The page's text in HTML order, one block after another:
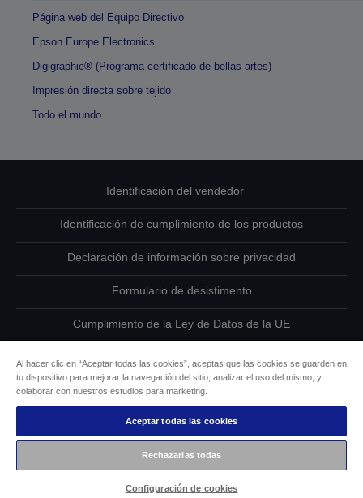
Página web del Equipo Directivo
Epson Europe Electronics
Digigraphie® (Programa certificado de bellas artes)
Impresión directa sobre tejido
Todo el mundo
Identificación del vendedor
Identificación de cumplimiento de los productos
Declaración de información sobre privacidad
Formulario de desistimento
Cumplimiento de la Ley de Datos de la UE
Información sobre cookies
Compromiso de accesibilidad de Epson
Copyright © 2026 Seiko Epson
Al hacer clic en “Aceptar todas las cookies”, aceptas que las cookies se guarden en
tu dispositivo para mejorar la navegación del sitio, analizar el uso del mismo, y
colaborar con nuestros estudios para marketing.
Aceptar todas las cookies
Rechazarlas todas
Configuración de cookies